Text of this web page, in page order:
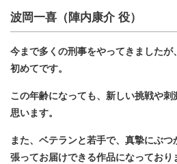
波岡一喜（陣内康介 役）
今まで多くの刑事をやってきました
初めてです。
この年齢になっても、新しい挑戦や刺
思います。
また、ベテランと若手で、真摯にぶ
張ってお届けできる作品になっており